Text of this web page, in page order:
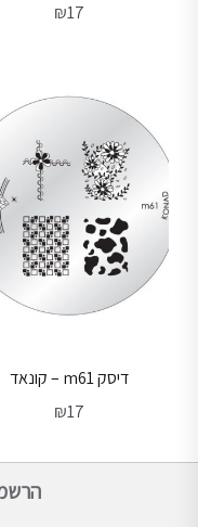
₪17
דיסק m61 – קונאד
₪17